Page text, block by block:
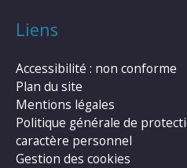
Liens
Accessibilité : non conforme
Plan du site
Mentions légales
Politique générale de
caractère personnel
Gestion des cookies